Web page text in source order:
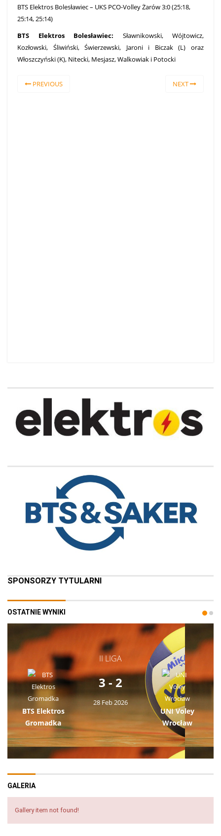
BTS Elektros Bolesławiec – UKS PCO-Volley Żarów 3:0 (25:18,
25:14, 25:14)
BTS Elektros Bolesławiec: Sławnikowski, Wójtowicz,
Kozłowski, Śliwiński, Świerzewski, Jaroni i Biczak (L) oraz
Włoszczyński (K), Nitecki, Mesjasz, Walkowiak i Potocki
PREVIOUS NEXT
SPONSORZY TYTULARNI
OSTATNIE WYNIKI
II LIGA
BTS Elektros
Gromadka
3 - 2
28 Feb 2026
UNI Voley
Wrocław
GALERIA
Gallery item not found!